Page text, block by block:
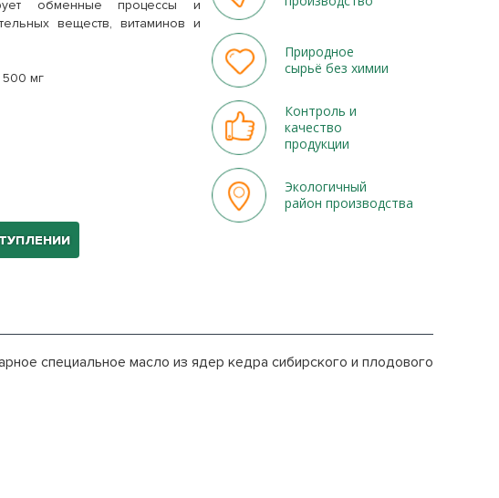
обменные процессы и
веществ, витаминов и
500 мг
Природное
сырьё без химии
Контроль и
качество
продукции
Экологичный
район производства
специальное масло из ядер кедра сибирского и плодового